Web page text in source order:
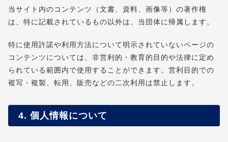
当サイト内のコンテンツ（文書、資料、画像等）の著作権
は、特に記載されているもの以外は、当団体に帰属します。
特に使用許諾や利用方法について明示されていないページの
コンテンツについては、非営利的・教育的目的や法律に定め
られている範囲内で使用することができます。営利目的での
複写・複製、転用、販売などの二次利用は禁止します。
4. 個人情報について